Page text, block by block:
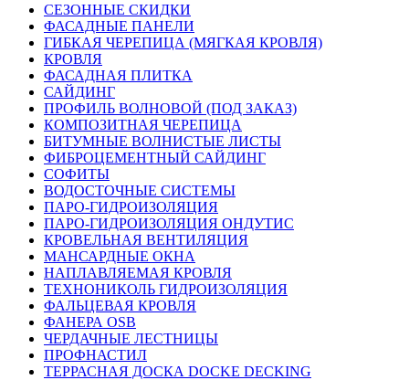
СЕЗОННЫЕ СКИДКИ
ФАСАДНЫЕ ПАНЕЛИ
ГИБКАЯ ЧЕРЕПИЦА (МЯГКАЯ КРОВЛЯ)
КРОВЛЯ
ФАСАДНАЯ ПЛИТКА
САЙДИНГ
ПРОФИЛЬ ВОЛНОВОЙ (ПОД ЗАКАЗ)
КОМПОЗИТНАЯ ЧЕРЕПИЦА
БИТУМНЫЕ ВОЛНИСТЫЕ ЛИСТЫ
ФИБРОЦЕМЕНТНЫЙ САЙДИНГ
СОФИТЫ
ВОДОСТОЧНЫЕ СИСТЕМЫ
ПАРО-ГИДРОИЗОЛЯЦИЯ
ПАРО-ГИДРОИЗОЛЯЦИЯ ОНДУТИС
КРОВЕЛЬНАЯ ВЕНТИЛЯЦИЯ
МАНСАРДНЫЕ ОКНА
НАПЛАВЛЯЕМАЯ КРОВЛЯ
ТЕХНОНИКОЛЬ ГИДРОИЗОЛЯЦИЯ
ФАЛЬЦЕВАЯ КРОВЛЯ
ФАНЕРА OSB
ЧЕРДАЧНЫЕ ЛЕСТНИЦЫ
ПРОФНАСТИЛ
ТЕРРАСНАЯ ДОСКА DOCKE DECKING